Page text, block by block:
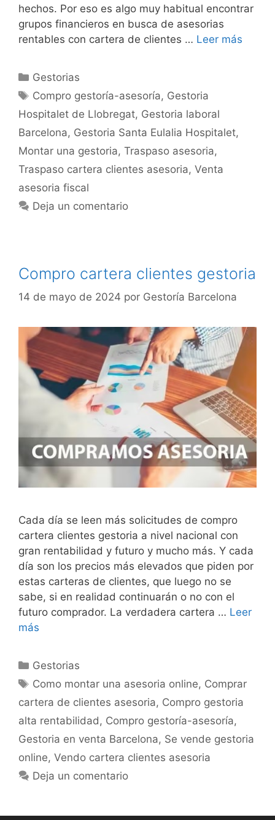
hechos. Por eso es algo muy habitual encontrar
grupos financieros en busca de asesorias
rentables con cartera de clientes … Leer más
Categorías
Gestorias
Etiquetas
Compro gestoría-asesoría, Gestoria
Hospitalet de Llobregat, Gestoria laboral
Barcelona, Gestoria Santa Eulalia Hospitalet,
Montar una gestoria, Traspaso asesoria,
Traspaso cartera clientes asesoria, Venta
asesoria fiscal
Deja un comentario
Compro cartera clientes gestoria
14 de mayo de 2024 por Gestoría Barcelona
Cada día se leen más solicitudes de compro
cartera clientes gestoria a nivel nacional con
gran rentabilidad y futuro y mucho más. Y cada
día son los precios más elevados que piden por
estas carteras de clientes, que luego no se
sabe, si en realidad continuarán o no con el
futuro comprador. La verdadera cartera … Leer
más
Categorías
Gestorias
Etiquetas
Como montar una asesoria online, Comprar
cartera de clientes asesoria, Compro gestoria
alta rentabilidad, Compro gestoría-asesoría,
Gestoria en venta Barcelona, Se vende gestoria
online, Vendo cartera clientes asesoria
Deja un comentario